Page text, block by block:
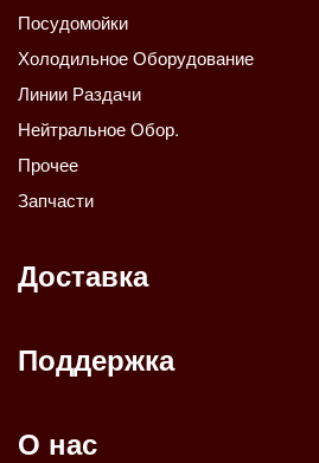
Посудомойки
Холодильное Оборудование
Линии Раздачи
Нейтральное Обор.
Прочее
Запчасти
Доставка
Поддержка
О нас